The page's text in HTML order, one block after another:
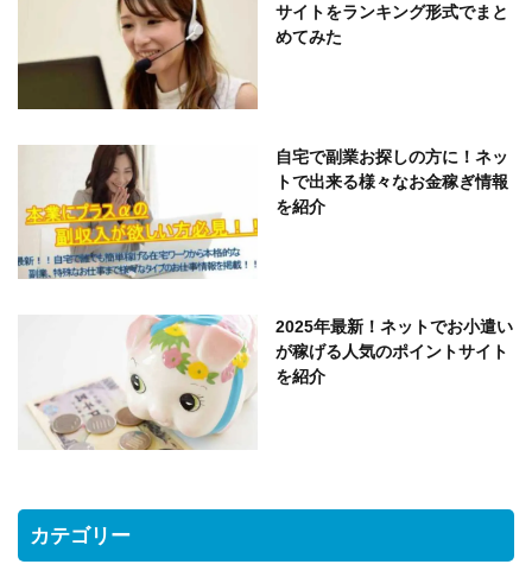
サイトをランキング形式でまと
めてみた
自宅で副業お探しの方に！ネッ
トで出来る様々なお金稼ぎ情報
を紹介
2025年最新！ネットでお小遣い
が稼げる人気のポイントサイト
を紹介
カテゴリー